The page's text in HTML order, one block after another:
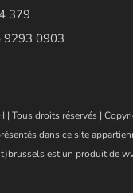
379
9293 0903
Tous droits réservés |
dans ce site
est un produit de